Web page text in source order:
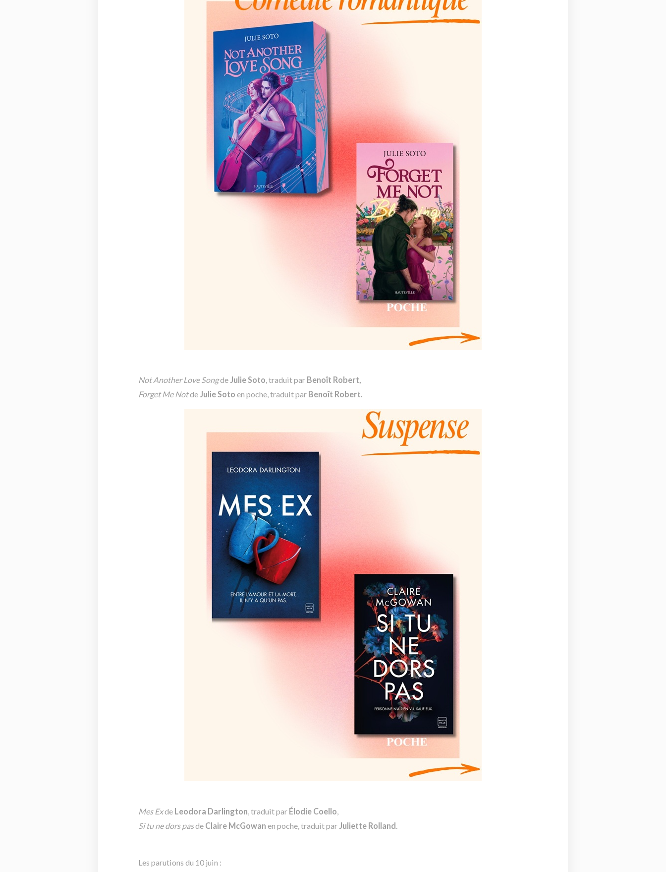
Not Another Love Songde Julie Soto, traduit par Benoît Robert,
Forget Me Notde Julie Soto en poche, traduit par Benoît Robert.
Mes Exde Leodora Darlington , traduit par Élodie Coello
Si tu ne dors pasde Claire McGowan en poche, traduit par Juliette Rolland
Les parutions du 10 juin :